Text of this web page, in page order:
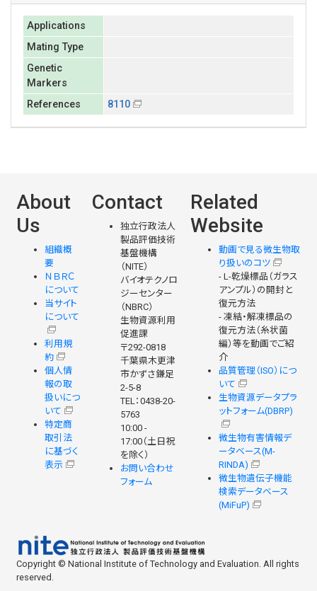
Applications
Mating Type
Genetic
Markers
References
8110
About
Us
組織概
要
ＮＢＲＣ
について
当サイト
について
利用規
約
個人情
報の取
扱いにつ
いて
特定商
取引法
に基づく
表示
Contact
独立行政法人
製品評価技術
基盤機構
（NITE）
バイオテクノロ
ジーセンター
（NBRC）
生物資源利用
促進課
〒292-0818
千葉県木更津
市かずさ鎌足
2-5-8
TEL：0438-20-
5763
10:00 -
17:00（土日祝
を除く）
お問い合わせ
フォーム
Related
Website
動画で見る微生物取
り扱いのコツ
- L-乾燥標品（ガラス
アンプル）の開封と
復元方法
- 凍結・解凍標品の
復元方法（糸状菌
編）等を動画でご紹
介
品質管理（ISO）につ
いて
生物資源データプラ
ットフォーム(DBRP)
微生物有害情報デ
ータベース(M-
RINDA)
微生物遺伝子機能
検索データベース
(MiFuP)
Copyright © National Institute of Technology and Evaluation. All rights
reserved.